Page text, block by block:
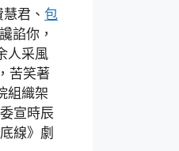
君、 包
諂你，
人采風
苦笑著
組織架
宣時辰
線》劇